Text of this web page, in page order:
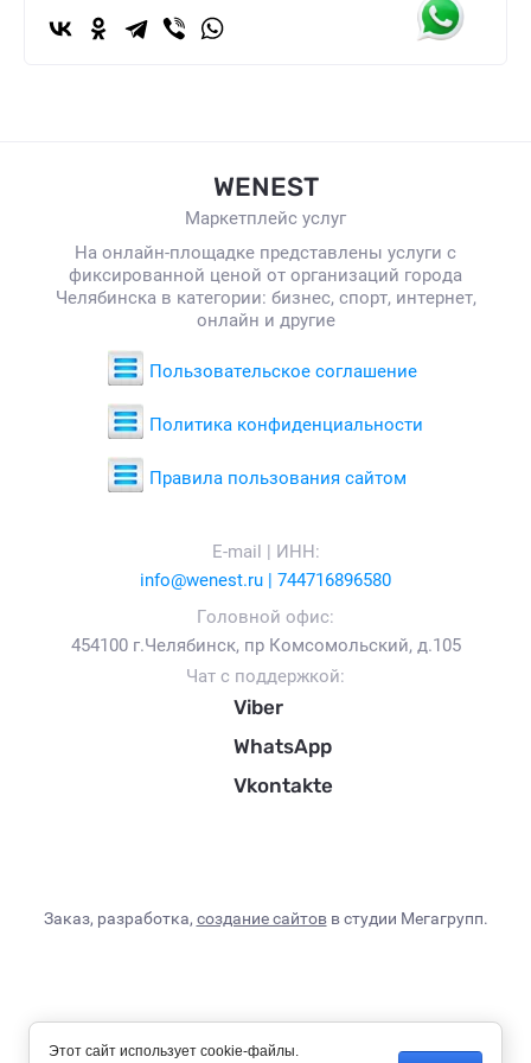
божественным, где различия между
нападавшим и защищающимся отсутствуют, и
WENEST
Маркетплейс услуг
На онлайн-площадке представлены услуги с
фиксированной ценой от организаций города
Челябинска в категории: бизнес, спорт, интернет,
онлайн и другие
Пользовательское соглашение
Политика конфиденциальности
Правила пользования сайтом
E-mail | ИНН:
info@wenest.ru | 744716896580
Головной офис:
454100 г.Челябинск, пр Комсомольский, д.105
Чат с поддержкой:
Viber
WhatsApp
Vkontakte
Заказ, разработка, создание сайтовв студии Мегагрупп.
Этот сайт использует cookie-файлы.